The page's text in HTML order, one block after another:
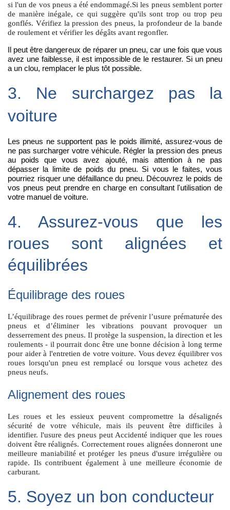
si l'un de vos pneus a été endommagé.Si les pneus semblent porter
de manière inégale, ce qui suggère qu'ils sont trop ou trop peu
gonflés. Vérifiez la pression des pneus, la profondeur de la bande
de roulement et vérifier les dégâts avant regonfler.
Il peut être dangereux de réparer un pneu, car une fois que vous
avez une faiblesse, il est impossible de le restaurer. Si un pneu
a un clou, remplacer le plus tôt possible.
3. Ne surchargez pas la
voiture
Les pneus ne supportent pas le poids illimité, assurez-vous de
ne pas surcharger votre véhicule. Régler la pression des pneus
au poids que vous avez ajouté, mais attention à ne pas
dépasser la limite de poids du pneu. Si vous le faites, vous
pourriez risquer une défaillance du pneu. Découvrez le poids de
vos pneus peut prendre en charge en consultant l'utilisation de
votre manuel de voiture.
4. Assurez-vous que les
roues sont alignées et
équilibrées
Équilibrage des roues
L’équilibrage des roues permet de prévenir l’usure prématurée des
pneus et d’éliminer les vibrations pouvant provoquer un
desserrement des pneus. Il protège la suspension, la direction et les
roulements - il pourrait donc être une bonne décision à long terme
pour aider à l'entretien de votre voiture. Vous devez équilibrer vos
roues lorsqu'un pneu est remplacé ou lorsque vous achetez des
pneus neufs.
Alignement des roues
Les roues et les essieux peuvent compromettre la désalignés
sécurité de votre véhicule, mais ils peuvent être difficiles à
identifier. l'usure des pneus peut Accidenté indiquer que les roues
doivent être réalignés. Correctement roues alignées donneront une
meilleure maniabilité et protéger les pneus d'usure irrégulière ou
rapide. Ils contribuent également à une meilleure économie de
carburant.
5. Soyez un bon conducteur